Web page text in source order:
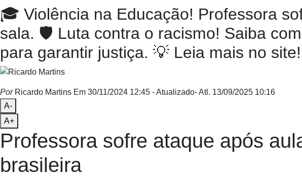
🎓 Violência na Educação! Professora
sala. 🛡️ Luta contra o racismo! Saiba
para garantir justiça. 💡 Leia mais no site!
PorRicardo Martins Em 30/11/2024 12:45 - Atualizado- Atl. 13/09/2025 10:16
A-
A+
Professora sofre ataque após
brasileira